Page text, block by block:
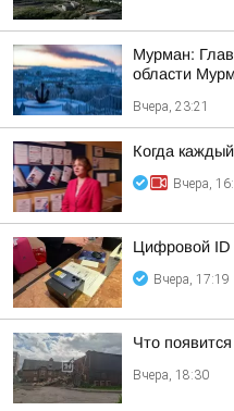
Мурман:
области
Вчера, 23:21
Когда
Вчера,
Цифровой ID
Вчера, 17:19
Что
Вчера, 18:30